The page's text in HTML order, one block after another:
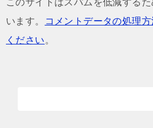
います。
コメントデータの処理
ください。